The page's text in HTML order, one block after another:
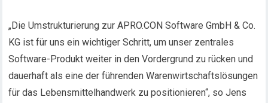
„Die Umstrukturierung zur APRO.CON Software GmbH & Co.
KG ist für uns ein wichtiger Schritt, um unser zentrales
Software-Produkt weiter in den Vordergrund zu rücken und
dauerhaft als eine der führenden Warenwirtschaftslösungen
für das Lebensmittelhandwerk zu positionieren“, so Jens